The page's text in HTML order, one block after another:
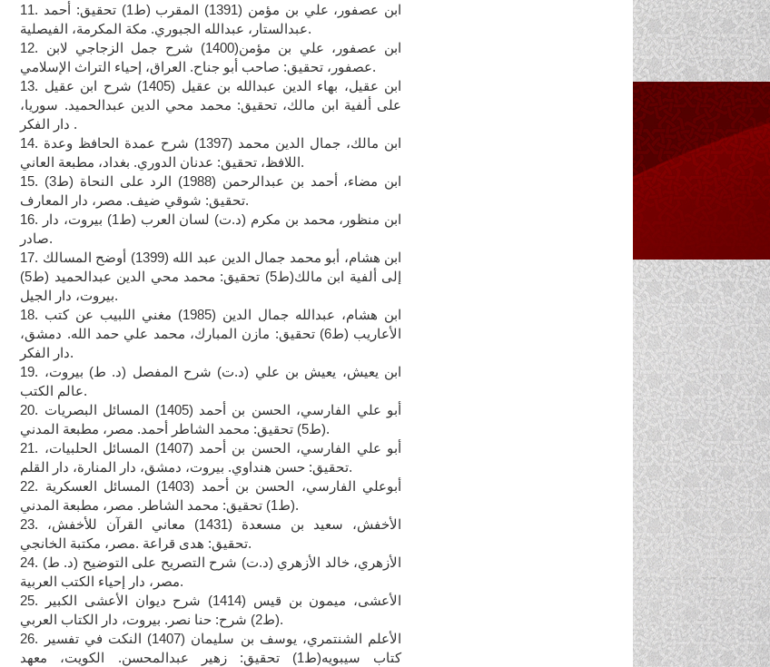
11. ابن عصفور، علي بن مؤمن (1391) المقرب (ط1) تحقيق: أحمد
عبدالستار، عبدالله الجبوري. مكة المكرمة، الفيصلية.
12. ابن عصفور، علي بن مؤمن(1400) شرح جمل الزجاجي لابن
عصفور، تحقيق: صاحب أبو جناح. العراق، إحياء التراث الإسلامي.
13. ابن عقيل، بهاء الدين عبدالله بن عقيل (1405) شرح ابن عقيل
على ألفية ابن مالك، تحقيق: محمد محي الدين عبدالحميد. سوريا،
دار الفكر .
14. ابن مالك، جمال الدين محمد (1397) شرح عمدة الحافظ وعدة
اللافظ، تحقيق: عدنان الدوري. بغداد، مطبعة العاني.
15. ابن مضاء، أحمد بن عبدالرحمن (1988) الرد على النحاة (ط3)
تحقيق: شوقي ضيف. مصر، دار المعارف.
16. ابن منظور، محمد بن مكرم (د.ت) لسان العرب (ط1) بيروت، دار
صادر.
17. ابن هشام، أبو محمد جمال الدين عبد الله (1399) أوضح المسالك
إلى ألفية ابن مالك(ط5) تحقيق: محمد محي الدين عبدالحميد (ط5)
بيروت، دار الجيل.
18. ابن هشام، عبدالله جمال الدين (1985) مغني اللبيب عن كتب
الأعاريب (ط6) تحقيق: مازن المبارك، محمد علي حمد الله. دمشق،
دار الفكر.
19. ابن يعيش، يعيش بن علي (د.ت) شرح المفصل (د. ط) بيروت،
عالم الكتب.
20. أبو علي الفارسي، الحسن بن أحمد (1405) المسائل البصريات
(ط5) تحقيق: محمد الشاطر أحمد. مصر، مطبعة المدني.
21. أبو علي الفارسي، الحسن بن أحمد (1407) المسائل الحلبيات،
تحقيق: حسن هنداوي. بيروت، دمشق، دار المنارة، دار القلم.
22. أبوعلي الفارسي، الحسن بن أحمد (1403) المسائل العسكرية
(ط1) تحقيق: محمد الشاطر. مصر، مطبعة المدني.
23. الأخفش، سعيد بن مسعدة (1431) معاني القرآن للأخفش،
تحقيق: هدى قراعة .مصر، مكتبة الخانجي.
24. الأزهري، خالد الأزهري (د.ت) شرح التصريح على التوضيح (د. ط)
مصر، دار إحياء الكتب العربية.
25. الأعشى، ميمون بن قيس (1414) شرح ديوان الأعشى الكبير
(ط2) شرح: حنا نصر. بيروت، دار الكتاب العربي.
26. الأعلم الشنتمري، يوسف بن سليمان (1407) النكت في تفسير
كتاب سيبويه(ط1) تحقيق: زهير عبدالمحسن. الكويت، معهد